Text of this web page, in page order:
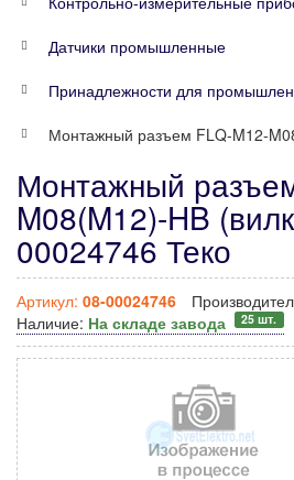
Датчики промышленные
Принадлежности для
Монтажный разъем FLQ-M12-
Монтажный
M08(M12)-HB
00024746 Теко
Артикул: 08-00024746
Наличие: На складе завода 25 шт.